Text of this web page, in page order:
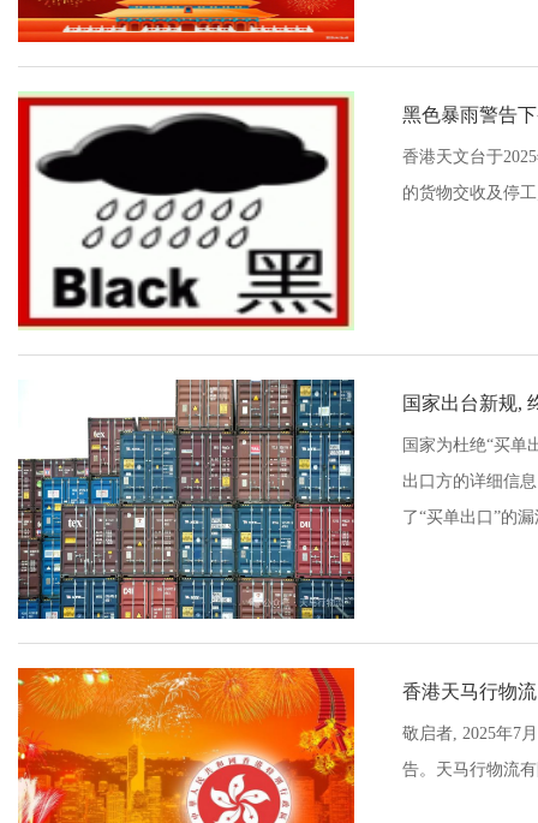
黑色暴雨警告
香港天文台于
的货物交收及停
国家出台新规,
国家为杜绝“买单
出口方的详细信
了“买单出口”的
香港天马行物
敬启者, 2025年7
告。天马行物流